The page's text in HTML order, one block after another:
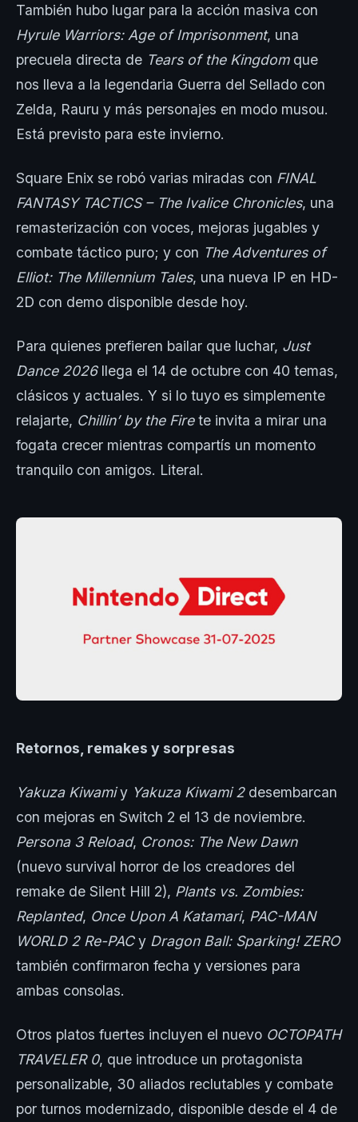
También hubo lugar para la acción masiva con
Hyrule Warriors: Age of Imprisonment, una
precuela directa de Tears of the Kingdomque
nos lleva a la legendaria Guerra del Sellado con
Zelda, Rauru y más personajes en modo musou.
Está previsto para este invierno.
Square Enix se robó varias miradas con FINAL
FANTASY TACTICS – The Ivalice Chronicles, una
remasterización con voces, mejoras jugables y
combate táctico puro; y con The Adventures of
Elliot: The Millennium Tales, una nueva IP en HD-
2D con demo disponible desde hoy.
Para quienes prefieren bailar que luchar, Just
Dance 2026llega el 14 de octubre con 40 temas,
clásicos y actuales. Y si lo tuyo es simplemente
relajarte, Chillin’ by the Firete invita a mirar una
fogata crecer mientras compartís un momento
tranquilo con amigos. Literal.
Retornos, remakes y sorpresas
Yakuza Kiwamiy Yakuza Kiwami 2desembarcan
con mejoras en Switch 2 el 13 de noviembre.
Persona 3 Reload, Cronos: The New Dawn
(nuevo survival horror de los creadores del
remake de Silent Hill 2), Plants vs. Zombies:
Replanted, Once Upon A Katamari, PAC-MAN
WORLD 2 Re-PACy Dragon Ball: Sparking! ZERO
también confirmaron fecha y versiones para
ambas consolas.
Otros platos fuertes incluyen el nuevo OCTOPATH
TRAVELER 0, que introduce un protagonista
personalizable, 30 aliados reclutables y combate
por turnos modernizado, disponible desde el 4 de